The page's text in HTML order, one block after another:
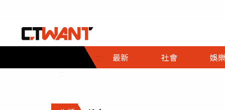
::: 最新 社會
社會首頁
時事
調查
娛樂
娛樂首頁
即時
財經首頁
熱線
政